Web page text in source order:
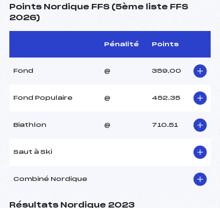
Points Nordique FFS (5ème liste FFS
2026)
Pénalité Points
Fond @ 359.00
Fond Populaire @ 452.35
Biathlon @ 710.51
Saut à Ski
Combiné Nordique
Résultats Nordique 2023